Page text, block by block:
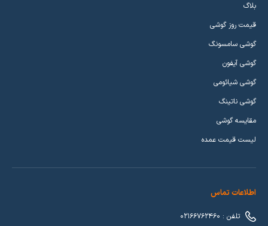
بلاگ
قیمت روز گوشی
گوشی سامسونگ
گوشی آیفون
گوشی شیائومی
گوشی ناتینگ
مقایسه گوشی
لیست قیمت عمده
اطلاعات تماس
تلفن : 02166762460